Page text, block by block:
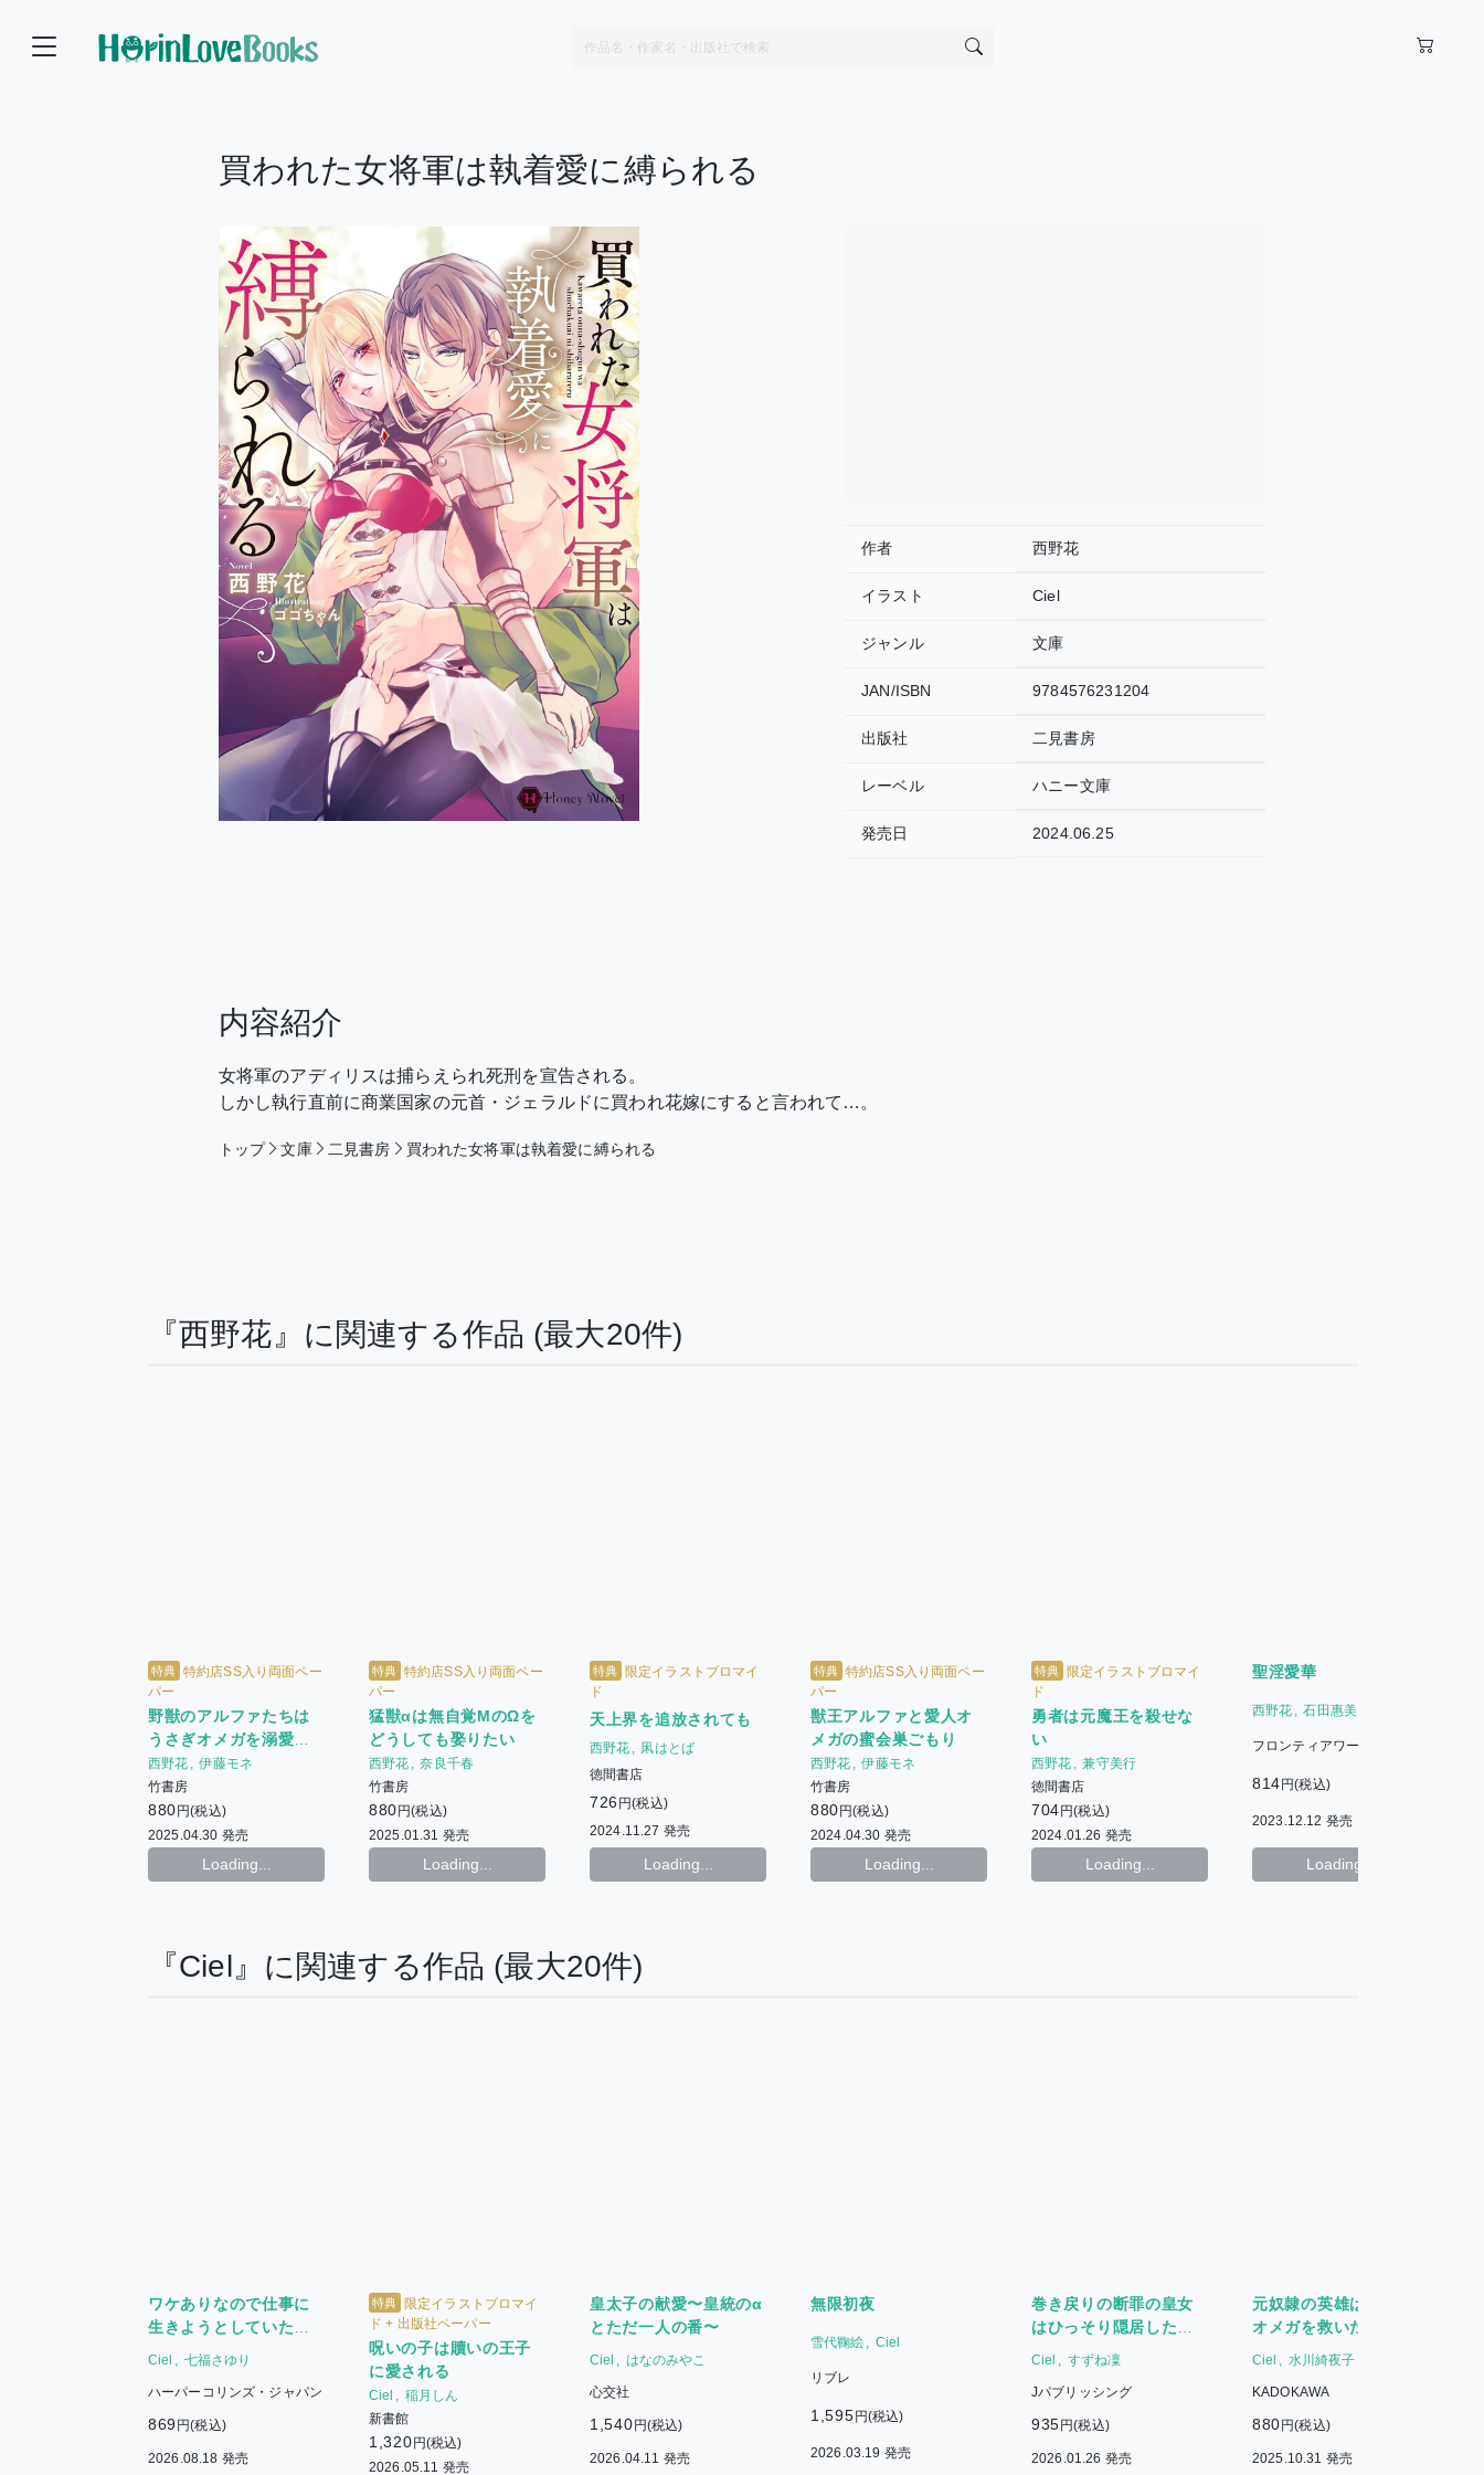
買われた女将軍は執着愛に縛られる
作者 西野花
イラスト Ciel
ジャンル 文庫
JAN/ISBN 9784576231204
出版社 二見書房
レーベル ハニー文庫
発売日 2024.06.25
内容紹介
女将軍のアディリスは捕らえられ死刑を宣告される。
しかし執行直前に商業国家の元首・ジェラルドに買われ花嫁にすると言われて…。
トップ 文庫 二見書房 買われた女将軍は執着愛に縛られる
『西野花』に関連する作品 (最大20件)
特典 特約店SS入り両面ペー
パー
野獣のアルファたちは
うさぎオメガを溺愛す
る
西野花
伊藤モネ
竹書房
880 円(税込)
2025.04.30 発売
Loading...
特典 特約店SS入り両面ペー
パー
猛獣αは無自覚MのΩを
どうしても娶りたい
西野花
奈良千春
竹書房
880 円(税込)
2025.01.31 発売
Loading...
特典
限定イラストブロマイ
ド
天上界を追放されても
西野花
凩はとば
徳間書店
726 円(税込)
2024.11.27 発売
Loading...
特典 特約店SS入り両面ペー
パー
獣王アルファと愛人オ
メガの蜜会巣ごもり
西野花
伊藤モネ
竹書房
880 円(税込)
2024.04.30 発売
Loading...
特典
限定イラストブロマイ
ド
勇者は元魔王を殺せな
い
西野花
兼守美行
徳間書店
704 円(税込)
2024.01.26 発売
Loading...
聖淫愛華
西野花 石田惠美
フロンティアワークス
814円(税込)
2023.12.12 発売
Loading...
『Ciel』に関連する作品 (最大20件)
ワケありなので仕事に
生きようとしていたら
隣国の騎士王に攫うよ
Ciel 七福さゆり
ハーパーコリンズ・ジャパン
869 円(税込)
2026.08.18 発売
特典
限定イラストブロマイ
ド + 出版社ペーパー
呪いの子は贖いの王子
に愛される
Ciel
稲月しん
新書館
1,320 円(税込)
2026.05.11 発売
皇太子の献愛〜皇統のα
とただ一人の番〜
Ciel はなのみやこ
心交社
1,540 円(税込)
2026.04.11 発売
無限初夜
雪代鞠絵 Ciel
リブレ
1,595円(税込)
2026.03.19 発売
巻き戻りの断罪の皇女
はひっそり隠居したい
のに、敵国王弟がグイ
グイ迫ってきます
Ciel すずね凜
Jパブリッシング
935 円(税込)
2026.01.26 発売
元奴隷の英雄は運命の
オメガを救いたい
Ciel 水川綺夜子
KADOKAWA
880 円(税込)
2025.10.31 発売